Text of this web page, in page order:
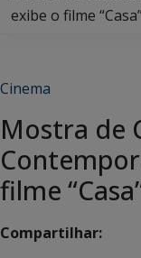
exibe o filme
Cinema
Mostra de
filme
Compartilhar: